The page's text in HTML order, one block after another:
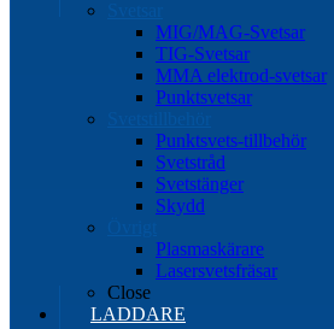
MIG/MAG-Svetsar
TIG-Svetsar
MMA elektrod-svetsar
Punktsvetsar
Punktsvets-tillbehör
Svetstråd
Svetstänger
Skydd
Plasmaskärare
Lasersvetsfräsar
Close
LADDARE